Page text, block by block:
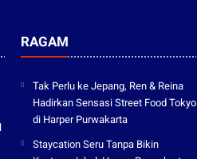
RAGAM
Tak Perlu ke Jepang, Ren & Reina
Hadirkan Sensasi Street Food Tokyo
di Harper Purwakarta
Staycation Seru Tanpa Bikin